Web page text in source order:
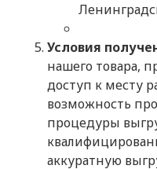
Условия
нашего товара,
доступ к месту
возможность
процедуры
аккуратную